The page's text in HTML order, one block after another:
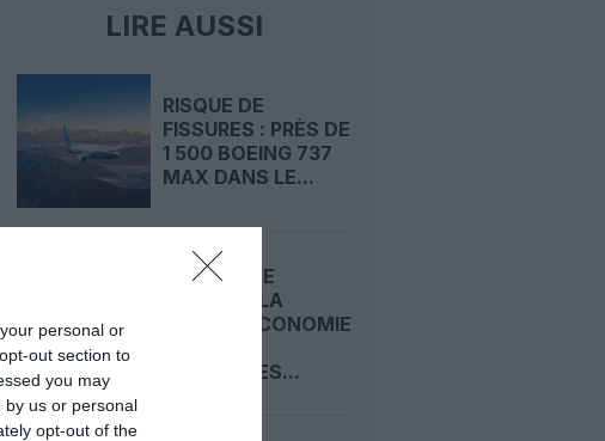
personal or
out section to
you may
by us or personal
opt-out of the
LIRE AUSSI
RISQUE DE
FISSURES : PRÈS DE
1 500 BOEING 737
MAX DANS LE...
CARNET DE
VOYAGE : LA
CLASSE ECONOMIE
D’EMIRATES...